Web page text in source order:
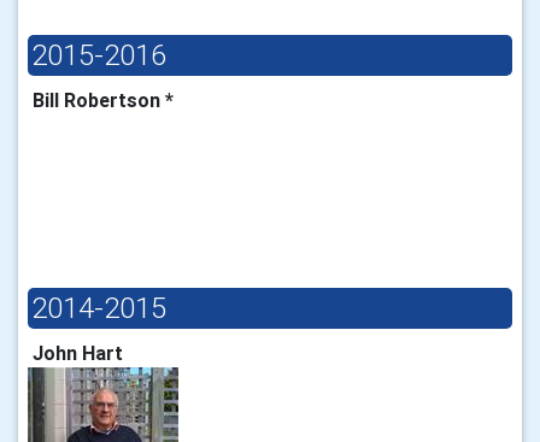
2015-2016
Bill Robertson *
2014-2015
John Hart